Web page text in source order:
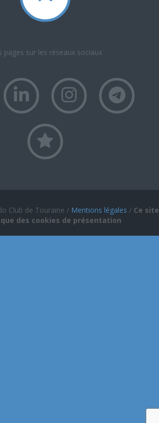
pages sur les réseaux sociaux
Club de Touraine / Mentions légales / Ce site
des cookies de présentation